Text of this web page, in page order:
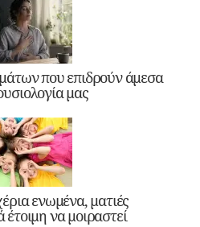
που επιδρούν άμεσα
μας
ενωμένα, ματιές
να μοιραστεί